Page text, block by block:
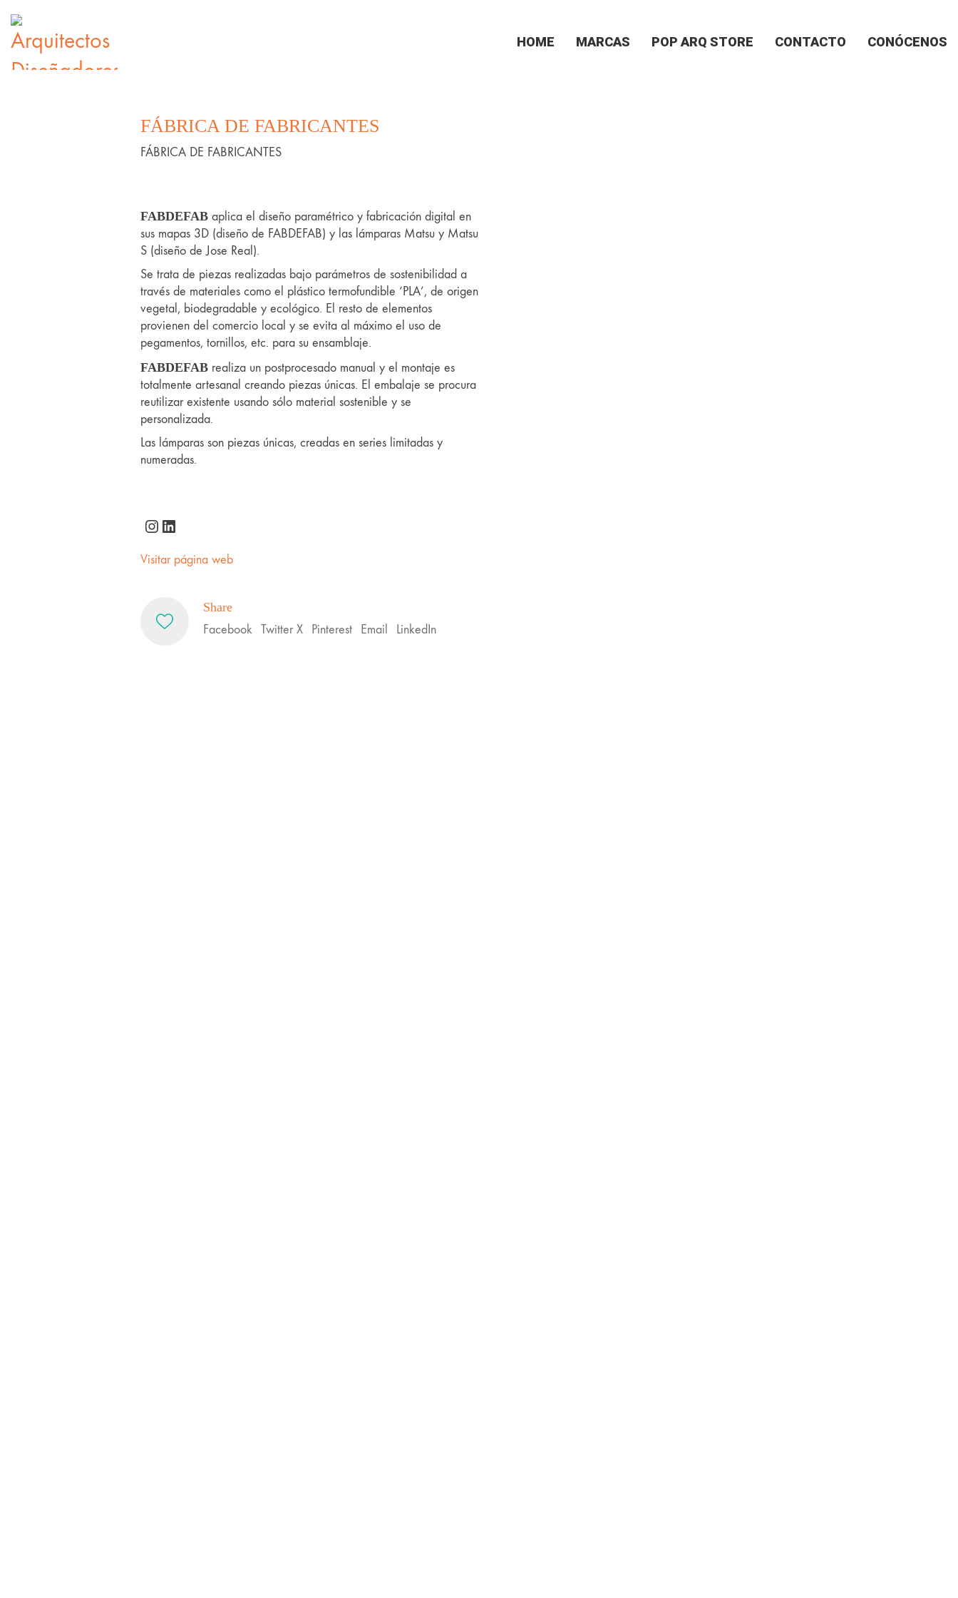
HOME MARCAS POP ARQ STORE CONTACTO CONÓCENOS
FÁBRICA DE FABRICANTES
FÁBRICA DE FABRICANTES
FABDEFAB aplica el diseño paramétrico y fabricación digital en
sus mapas 3D (diseño de FABDEFAB) y las lámparas Matsu y Matsu
S (diseño de Jose Real).
Se trata de piezas realizadas bajo parámetros de sostenibilidad a
través de materiales como el plástico termofundible ‘PLA’, de origen
vegetal, biodegradable y ecológico. El resto de elementos
provienen del comercio local y se evita al máximo el uso de
pegamentos, tornillos, etc. para su ensamblaje.
FABDEFAB realiza un postprocesado manual y el montaje es
totalmente artesanal creando piezas únicas. El embalaje se procura
reutilizar existente usando sólo material sostenible y se
personalizada.
Las lámparas son piezas únicas, creadas en series limitadas y
numeradas.
Instagram
Visitar página web
Share
Facebook Twitter X Pinterest Email LinkedIn